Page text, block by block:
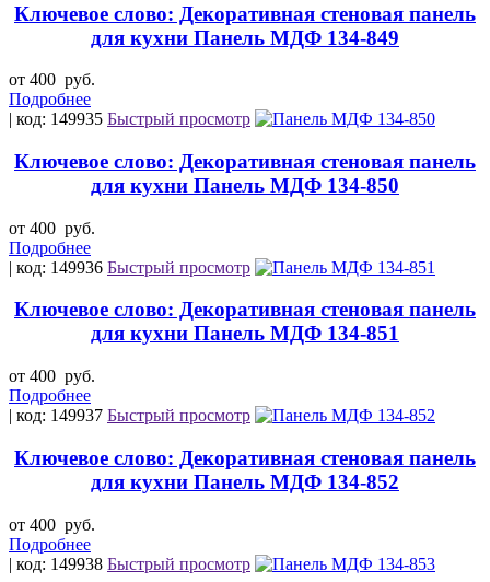
Ключевое слово: Декоративная стеновая панель
для кухни Панель МДФ 134-849
от 400 руб.
Подробнее
| код: 149935 Быстрый просмотр
Ключевое слово: Декоративная стеновая панель
для кухни Панель МДФ 134-850
от 400 руб.
Подробнее
| код: 149936 Быстрый просмотр
Ключевое слово: Декоративная стеновая панель
для кухни Панель МДФ 134-851
от 400 руб.
Подробнее
| код: 149937 Быстрый просмотр
Ключевое слово: Декоративная стеновая панель
для кухни Панель МДФ 134-852
от 400 руб.
Подробнее
| код: 149938 Быстрый просмотр